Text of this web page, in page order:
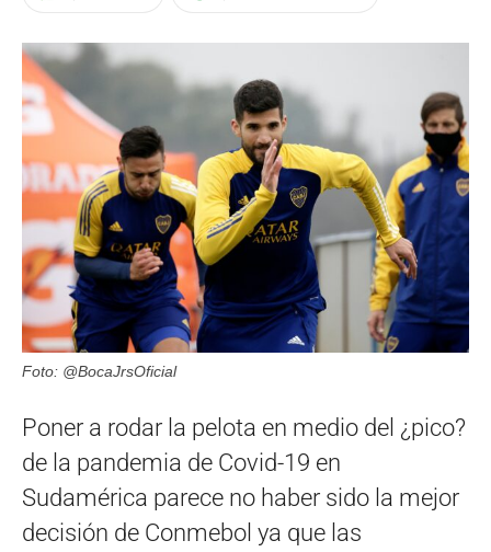
Foto: @BocaJrsOficial
Poner a rodar la pelota en medio del ¿pico?
de la pandemia de Covid-19 en
Sudamérica parece no haber sido la mejor
decisión de Conmebol ya que las